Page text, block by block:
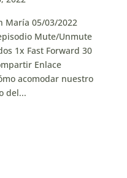
María 05/03/2022
Mute/Unmute
1x Fast Forward 30
Enlace
acomodar nuestro
del...